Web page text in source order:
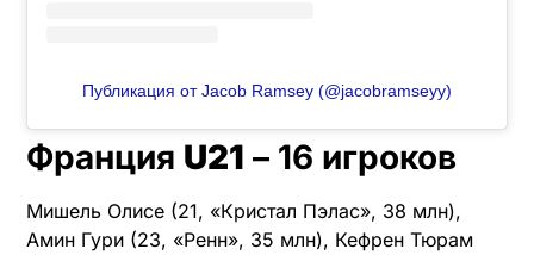
Публикация от Jacob Ramsey (@jacobramseyy)
Франция U21 – 16 игроков
Мишель Олисе (21, «Кристал Пэлас», 38 млн),
Амин Гури (23, «Ренн», 35 млн), Кефрен Тюрам